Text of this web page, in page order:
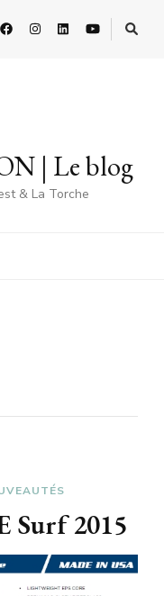
| Le blog
& La Torche
Surf 2015